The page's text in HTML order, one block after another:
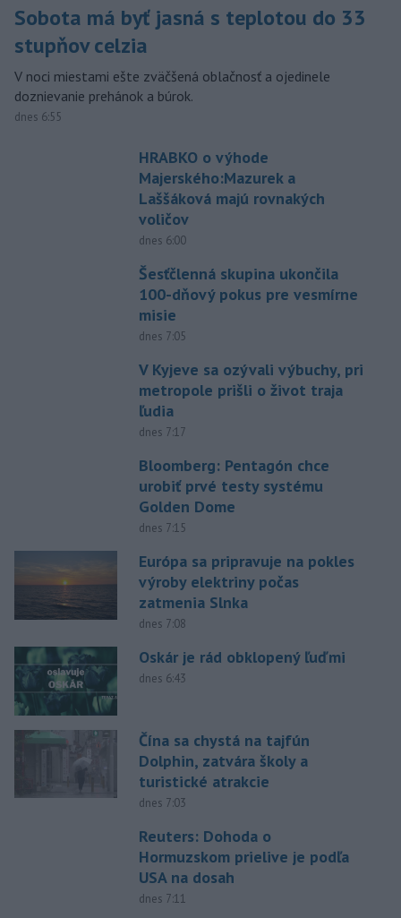
Sobota má byť jasná s teplotou do 33
stupňov celzia
V noci miestami ešte zväčšená oblačnosť a ojedinele
doznievanie prehánok a búrok.
dnes 6:55
HRABKO o výhode
Majerského:Mazurek a
Laššáková majú rovnakých
voličov
dnes 6:00
Šesťčlenná skupina ukončila
100-dňový pokus pre vesmírne
misie
dnes 7:05
V Kyjeve sa ozývali výbuchy, pri
metropole prišli o život traja
ľudia
dnes 7:17
Bloomberg: Pentagón chce
urobiť prvé testy systému
Golden Dome
dnes 7:15
Európa sa pripravuje na pokles
výroby elektriny počas
zatmenia Slnka
dnes 7:08
Oskár je rád obklopený ľuďmi
dnes 6:43
Čína sa chystá na tajfún
Dolphin, zatvára školy a
turistické atrakcie
dnes 7:03
Reuters: Dohoda o
Hormuzskom prielive je podľa
USA na dosah
dnes 7:11